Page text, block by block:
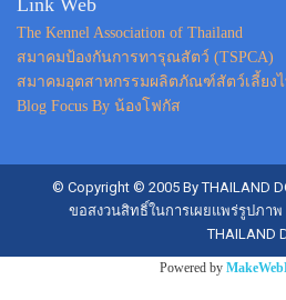
Link Web
The Kennel Association of Thailand
สมาคมป้องกันการทารุณสัตว์ (TSPCA)
สมาคมอุตสาหกรรมผลิตภัณฑ์สัตว์เลี้ยง
Blog Focus By น้องโฟกัส
© Copyright © 2005 By THAILAND
ขอสงวนสิทธิ์ในการเผยแพร่รูปภา
THAILAND
Powered by